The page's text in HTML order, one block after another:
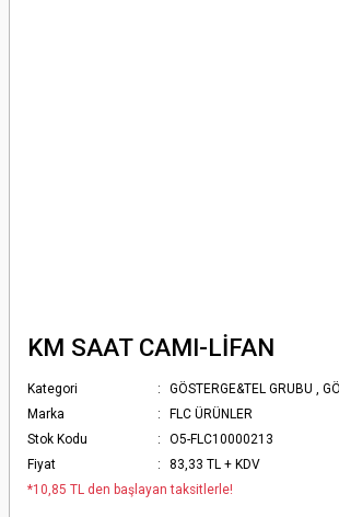
KM SAAT CAMI-LİFAN
Kategori GÖSTERGE&TEL GRUBU ,
Marka
FLC ÜRÜNLER
Stok Kodu
O5-FLC10000213
Fiyat
83,33 TL + KDV
*10,85 TL den başlayan taksitlerle!